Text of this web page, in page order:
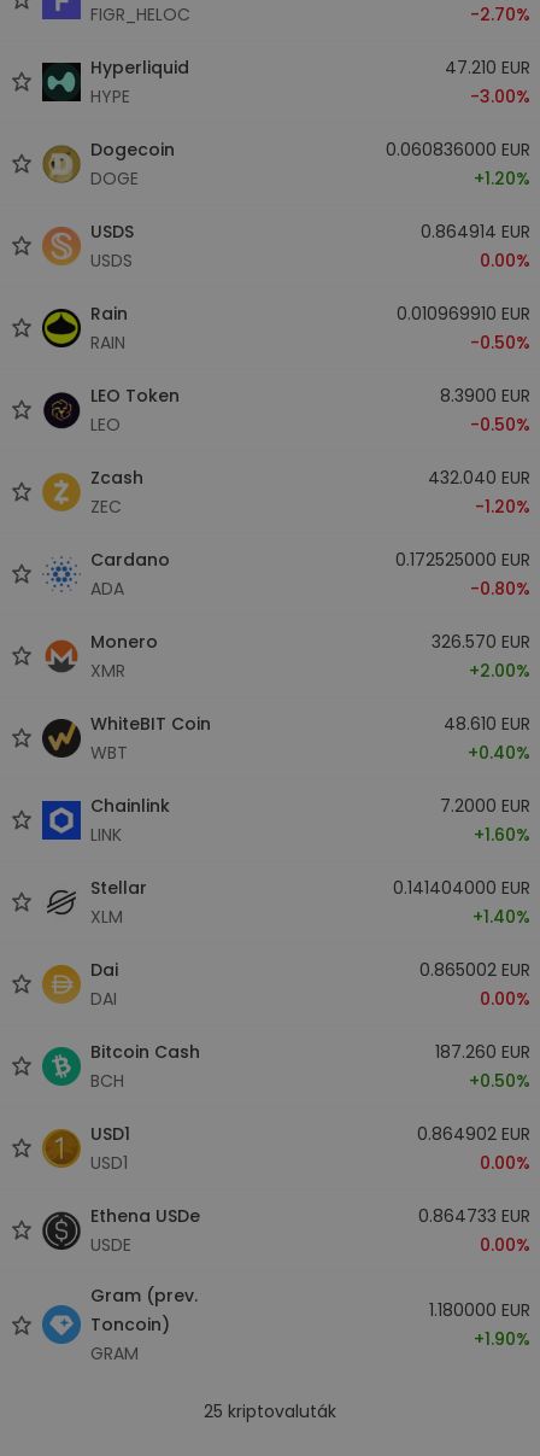
FIGR_HELOC
-2.70%
Hyperliquid
HYPE
47.210 EUR
-3.00%
Dogecoin
DOGE
0.060836000 EUR
+1.20%
USDS
USDS
0.864914 EUR
0.00%
Rain
RAIN
0.010969910 EUR
-0.50%
LEO Token
LEO
8.3900 EUR
-0.50%
Zcash
ZEC
432.040 EUR
-1.20%
Cardano
ADA
0.172525000 EUR
-0.80%
Monero
XMR
326.570 EUR
+2.00%
WhiteBIT Coin
WBT
48.610 EUR
+0.40%
Chainlink
LINK
7.2000 EUR
+1.60%
Stellar
XLM
0.141404000 EUR
+1.40%
Dai
DAI
0.865002 EUR
0.00%
Bitcoin Cash
BCH
187.260 EUR
+0.50%
USD1
USD1
0.864902 EUR
0.00%
Ethena USDe
USDE
0.864733 EUR
0.00%
Gram (prev.
Toncoin)
GRAM
1.180000 EUR
+1.90%
25 kriptovaluták